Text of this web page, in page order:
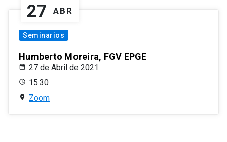
27 ABR
Seminarios
Humberto Moreira, FGV EPGE
27 de Abril de 2021
15:30
Zoom